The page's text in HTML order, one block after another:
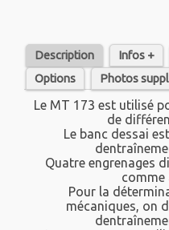
Description Infos +
Options
Photos
Le MT 173 est utilisé
de
Le banc dessai
Quatre engrenages
comme
Pour la
mécaniques, on